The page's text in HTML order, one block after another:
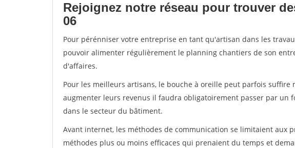
Rejoignez notre réseau pour trouver
06
Pour pérénniser votre entreprise en tant qu'artisan dans les
pouvoir alimenter régulièrement le planning chantiers de son
d'affaires.
Pour les meilleurs artisans, le bouche à oreille peut parfois
augmenter leurs revenus il faudra obligatoirement passer par un
dans le secteur du bâtiment.
Avant internet, les méthodes de communication se limitaient aux
méthodes plus ou moins efficaces qui prenaient du temps et